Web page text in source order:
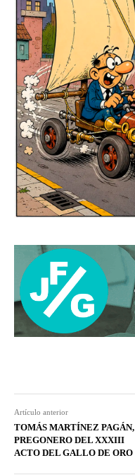
Artículo anterior
TOMÁS MARTÍNEZ PAGÁN,
PREGONERO DEL XXXIII
ACTO DEL GALLO DE ORO